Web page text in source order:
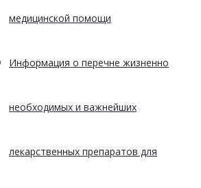
медицинской помощи
Информация о перечне жизненно
необходимых и важнейших
лекарственных препаратов для